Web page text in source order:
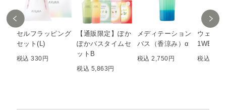
セルフラッピング
セット(L)
税込 330円
【通販限定】ぽか
ぽかバスタイムセ
ットB
税込 5,863円
メディテーション
バス（香涼み）α
税込 2,750円
ウェル
1WEEK
税込